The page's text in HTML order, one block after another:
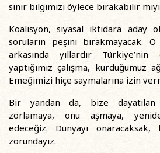
sınır bilgimizi öylece bırakabilir
Koalisyon, siyasal iktidara aday
soruların peşini bırakmayacak.
arkasında yıllardır
yaptığımız çalışma, kurduğumuz
Emeğimizi hiçe saymalarına izin
Bir yandan da, bize dayatılan
zorlamaya, onu aşmaya,
edeceğiz. Dünyayı
zorundayız.